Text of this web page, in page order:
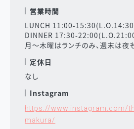
営業時間
LUNCH 11:00-
DINNER 17:30-
月〜木曜はランチのみ、週末は夜
定休日
なし
Instagram
https://www.instagram.com/
makura/